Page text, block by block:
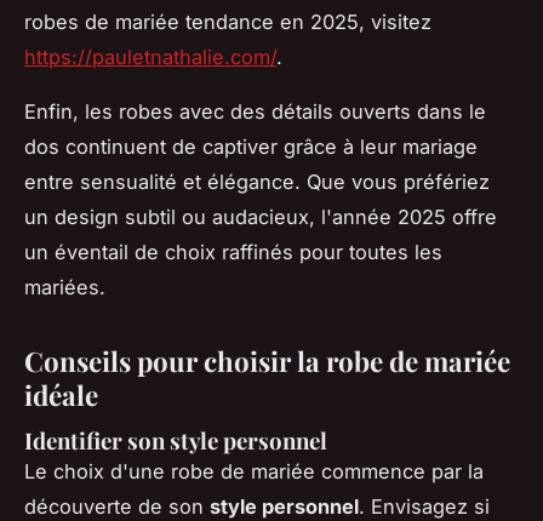
robes de mariée tendance en 2025, visitez
https://pauletnathalie.com/.
Enfin, les robes avec des détails ouverts dans le
dos continuent de captiver grâce à leur mariage
entre sensualité et élégance. Que vous préfériez
un design subtil ou audacieux, l'année 2025 offre
un éventail de choix raffinés pour toutes les
mariées.
Conseils pour choisir la robe de mariée
idéale
Identifier son style personnel
Le choix d'une robe de mariée commence par la
découverte de son style personnel. Envisagez si